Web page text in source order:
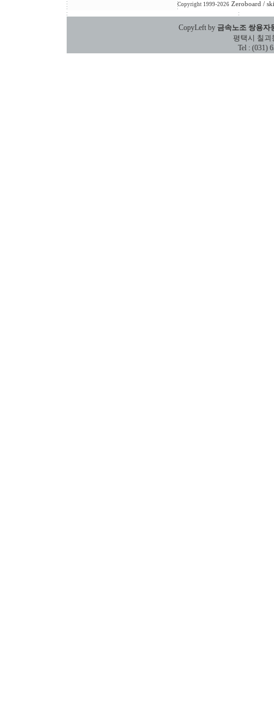
Copyright 1999-2026 Zeroboard /
CopyLeft by 금속노조 쌍용자
평택시 칠괴동
Tel : (031)